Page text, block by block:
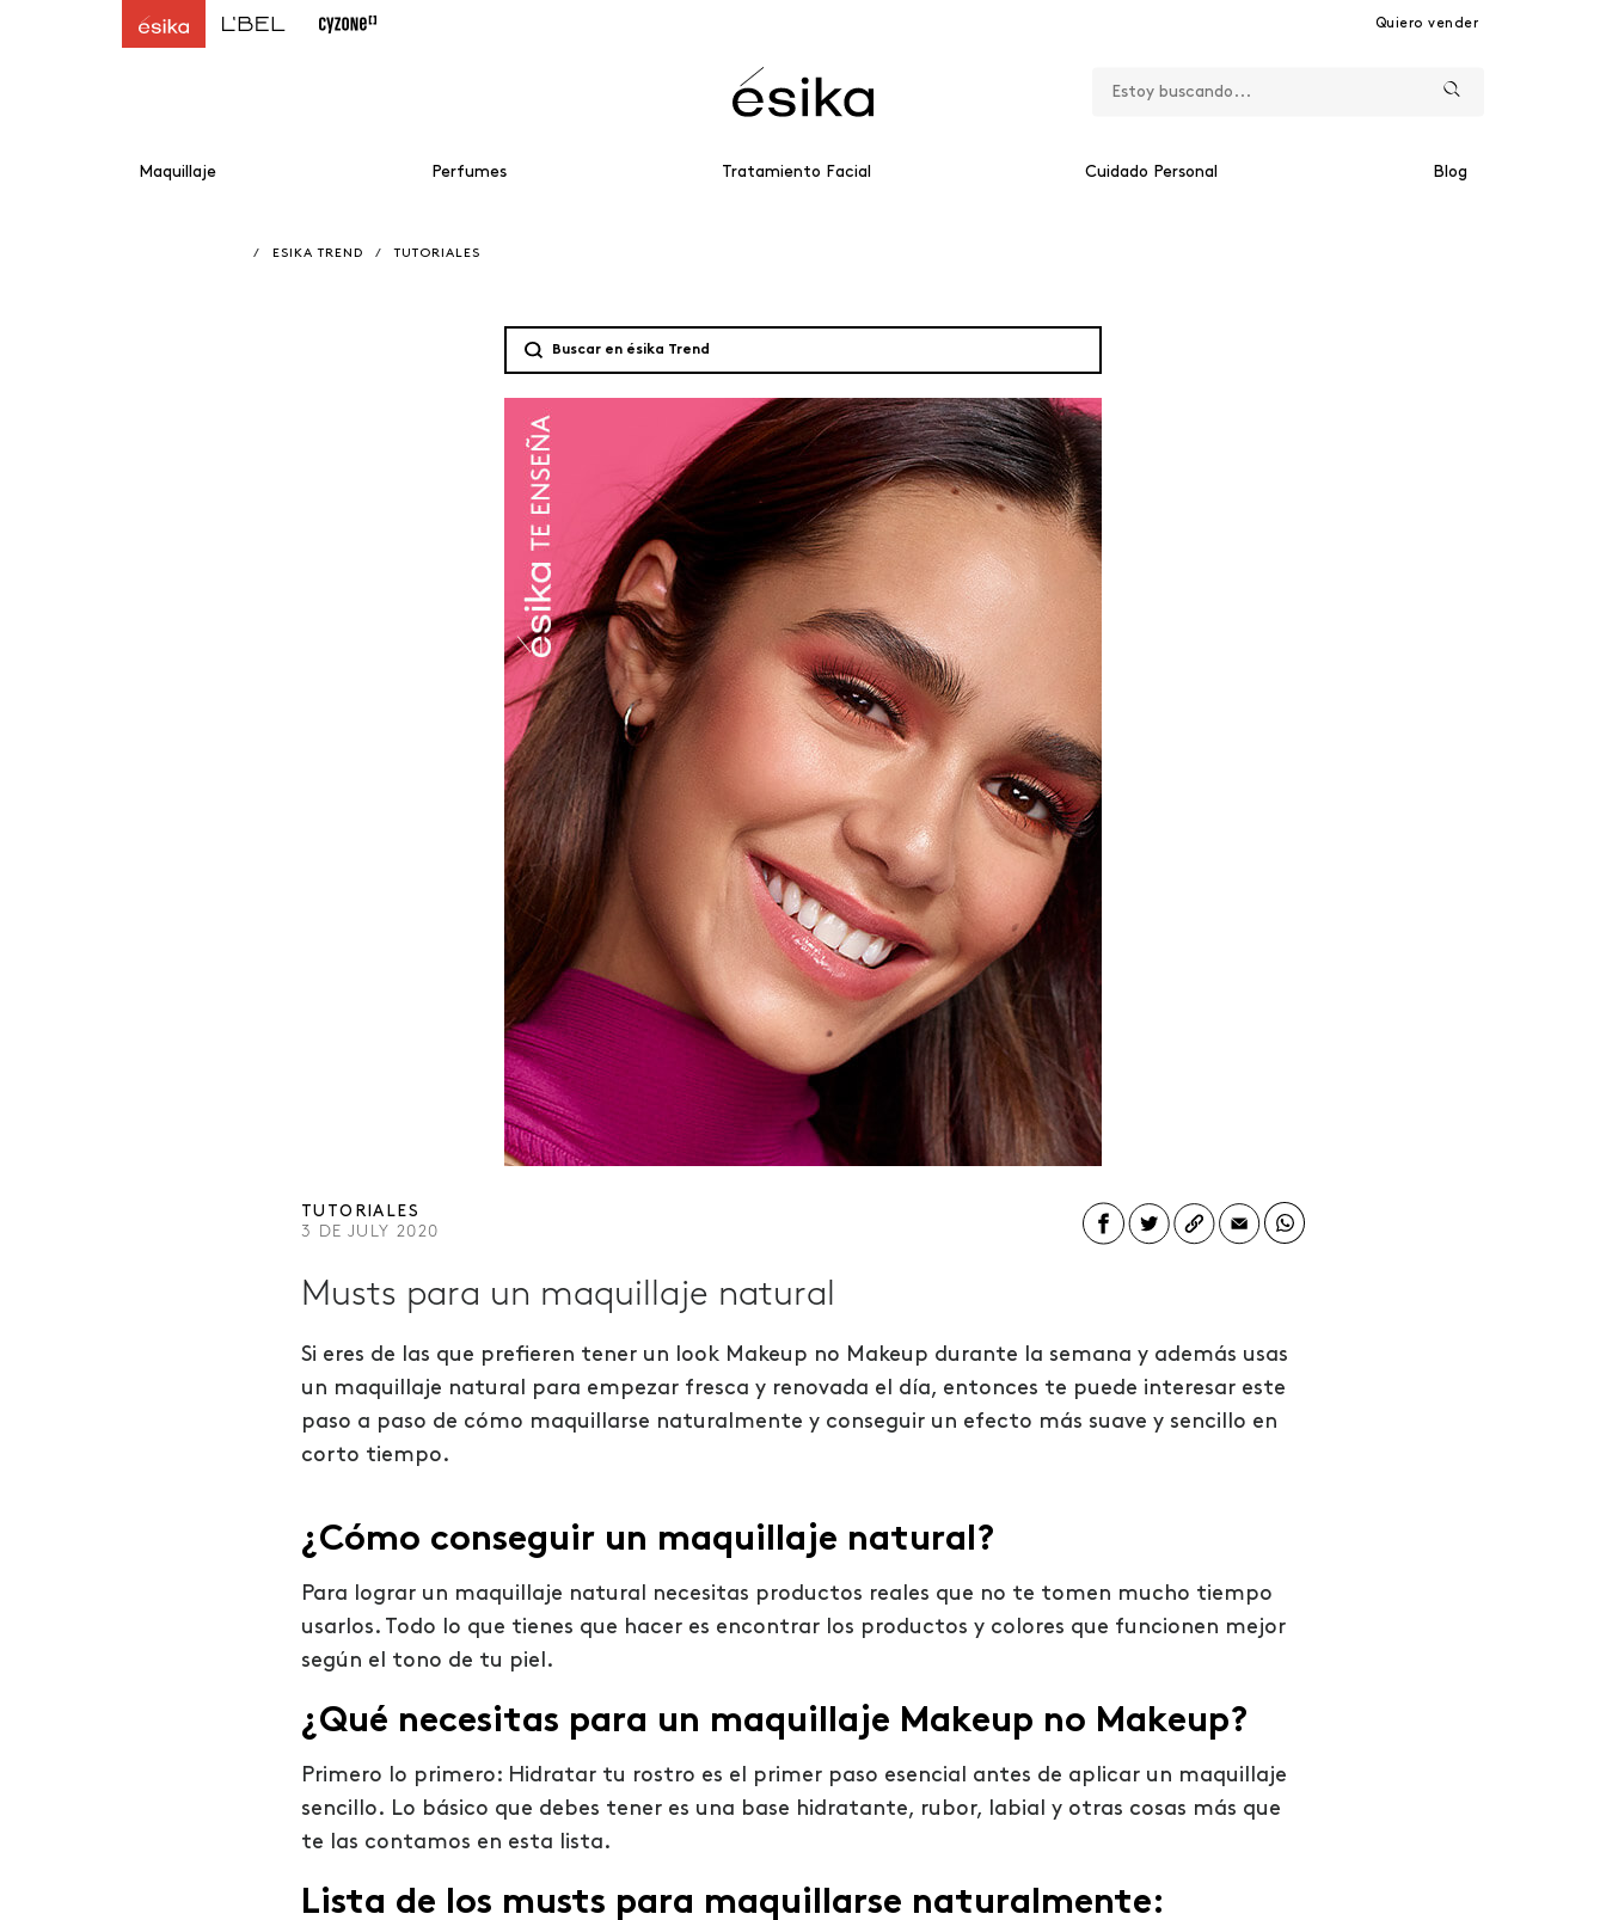
Quiero vender
Maquillaje Perfumes Tratamiento Facial Cuidado Personal Blog
/ ESIKA TREND / TUTORIALES
TUTORIALES
3 DE JULY 2020
Musts para un maquillaje natural
Si eres de las que prefieren tener un look Makeup no Makeup durante la semana y además usas
un maquillaje natural para empezar fresca y renovada el día, entonces te puede interesar este
paso a paso de cómo maquillarse naturalmente y conseguir un efecto más suave y sencillo en
corto tiempo.
¿Cómo conseguir un maquillaje natural?
Para lograr un maquillaje natural necesitas productos reales que no te tomen mucho tiempo
usarlos. Todo lo que tienes que hacer es encontrar los productos y colores que funcionen mejor
según el tono de tu piel.
¿Qué necesitas para un maquillaje Makeup no Makeup?
Primero lo primero: Hidratar tu rostro es el primer paso esencial antes de aplicar un maquillaje
sencillo. Lo básico que debes tener es una base hidratante, rubor, labial y otras cosas más que
te las contamos en esta lista.
Lista de los musts para maquillarse naturalmente: